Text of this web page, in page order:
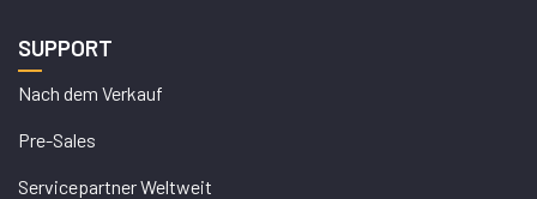
SUPPORT
Nach dem Verkauf
Pre-Sales
Servicepartner Weltweit